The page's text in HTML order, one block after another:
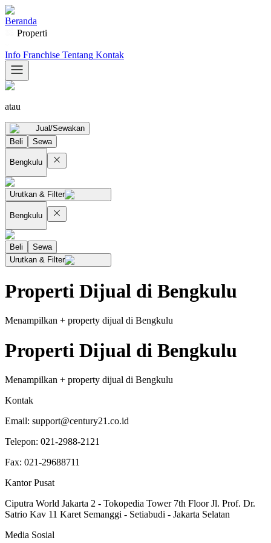
Beranda
Properti
Info Franchise Tentang Kontak
atau
Jual/Sewakan
Beli
Sewa
Bengkulu
Urutkan & Filter
Bengkulu
Beli
Sewa
Urutkan & Filter
Properti Dijual di Bengkulu
Menampilkan + property dijual di Bengkulu
Properti Dijual di Bengkulu
Menampilkan + property dijual di Bengkulu
Kontak
Email: support@century21.co.id
Telepon: 021-2988-2121
Fax: 021-29688711
Kantor Pusat
Ciputra World Jakarta 2 - Tokopedia Tower 7th Floor Jl. Prof. Dr.
Satrio Kav 11 Karet Semanggi - Setiabudi - Jakarta Selatan
Media Sosial